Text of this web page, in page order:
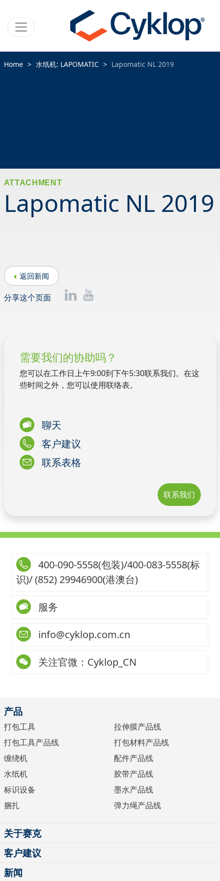
Home 水纸机: LAPOMATIC Lapomatic NL 2019
ATTACHMENT
Lapomatic NL 2019
返回新闻
分享这个页面
需要我们的协助吗？
您可以在工作日上午9:00到下午5:30联系我们。在这
些时间之外，您可以使用联络表。
聊天
客户建议
联系表格
联系我们
400-090-5558(包装)/400-083-5558(标
识)/ (852) 29946900(港澳台)
服务
info@cyklop.com.cn
关注官微：Cyklop_CN
产品
打包工具
打包工具产品线
缠绕机
水纸机
标识设备
捆扎
拉伸膜产品线
打包材料产品线
配件产品线
胶带产品线
墨水产品线
弹力绳产品线
关于赛克
客户建议
新闻